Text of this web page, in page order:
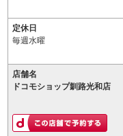
定休日
毎週水曜
店舗名
ドコモショップ釧路光和店